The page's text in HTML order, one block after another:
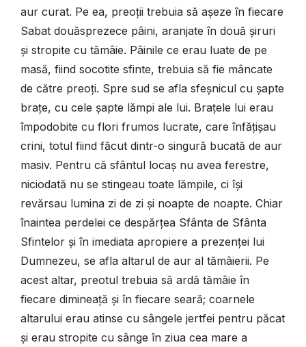
aur curat. Pe ea, preoții trebuia să așeze în fiecare
Sabat douăsprezece pâini, aranjate în două șiruri
și stropite cu tămâie. Pâinile ce erau luate de pe
masă, fiind socotite sfinte, trebuia să fie mâncate
de către preoți. Spre sud se afla sfeșnicul cu șapte
brațe, cu cele șapte lămpi ale lui. Brațele lui erau
împodobite cu flori frumos lucrate, care înfățișau
crini, totul fiind făcut dintr-o singură bucată de aur
masiv. Pentru că sfântul locaș nu avea ferestre,
niciodată nu se stingeau toate lămpile, ci își
revărsau lumina zi de zi și noapte de noapte. Chiar
înaintea perdelei ce despărțea Sfânta de Sfânta
Sfintelor și în imediata apropiere a prezenței lui
Dumnezeu, se afla altarul de aur al tămâierii. Pe
acest altar, preotul trebuia să ardă tămâie în
fiecare dimineață și în fiecare seară; coarnele
altarului erau atinse cu sângele jertfei pentru păcat
și erau stropite cu sânge în ziua cea mare a